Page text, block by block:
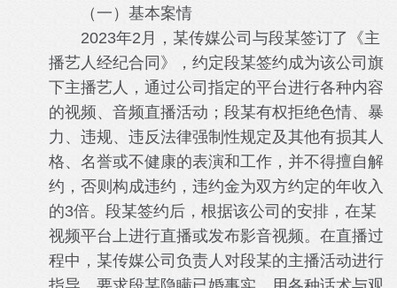
（一）基本案情
2023年2月，某传媒公司与段某签订了《主
播艺人经纪合同》，约定段某签约成为该公司旗
下主播艺人，通过公司指定的平台进行各种内容
的视频、音频直播活动；段某有权拒绝色情、暴
力、违规、违反法律强制性规定及其他有损其人
格、名誉或不健康的表演和工作，并不得擅自解
约，否则构成违约，违约金为双方约定的年收入
的3倍。段某签约后，根据该公司的安排，在某
视频平台上进行直播或发布影音视频。在直播过
程中，某传媒公司负责人对段某的主播活动进行